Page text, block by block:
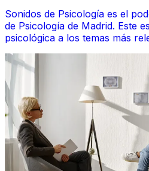
Sonidos de Psicología es el
de Psicología de Madrid. Este
psicológica a los temas más